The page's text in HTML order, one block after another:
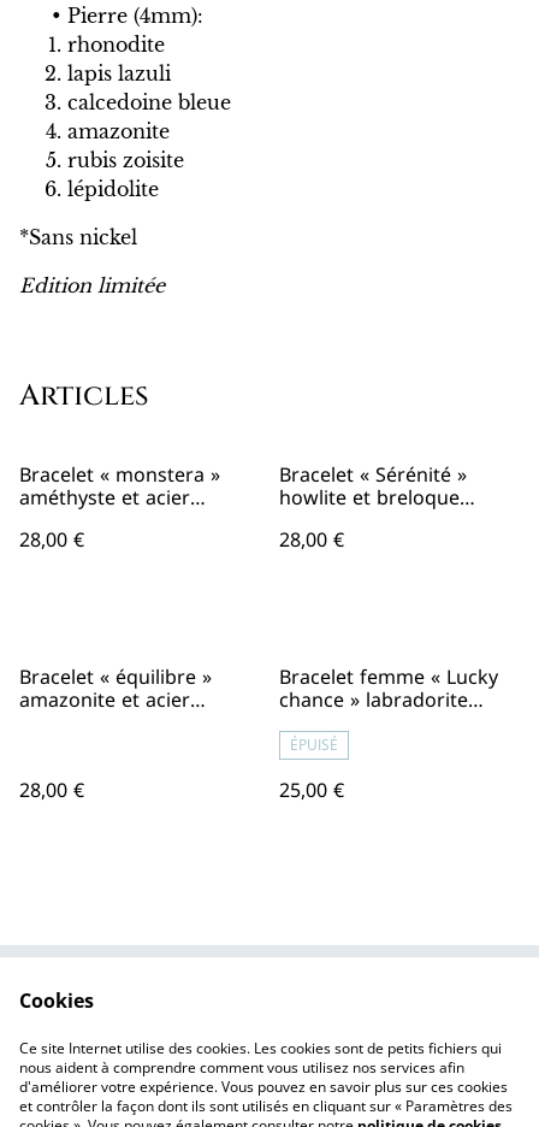
Pierre (4mm):
rhonodite
lapis lazuli
calcedoine bleue
amazonite
rubis zoisite
lépidolite
*Sans nickel
Edition limitée
Articles
Bracelet « monstera »
améthyste et acier
inoxydable doré
28,00 €
Bracelet « Sérénité »
howlite et breloque
astres en acier inoxydable
doré
28,00 €
Bracelet « équilibre »
amazonite et acier
28,00 €
Bracelet femme « Lucky
chance » labradorite
(protection)
ÉPUISÉ
25,00 €
Politique de
confidentialité
Politique de cookies
Cookies
Ce site Internet utilise des cookies. Les cookies sont de petits fichiers qui
nous aident à comprendre comment vous utilisez nos services afin
d'améliorer votre expérience. Vous pouvez en savoir plus sur ces cookies
et contrôler la façon dont ils sont utilisés en cliquant sur « Paramètres des